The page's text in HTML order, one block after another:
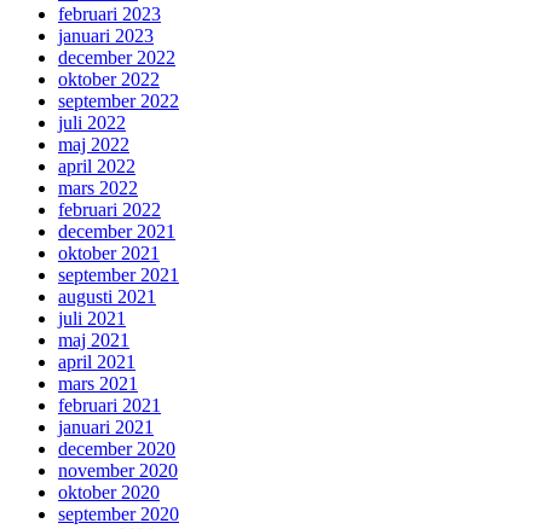
februari 2023
januari 2023
december 2022
oktober 2022
september 2022
juli 2022
maj 2022
april 2022
mars 2022
februari 2022
december 2021
oktober 2021
september 2021
augusti 2021
juli 2021
maj 2021
april 2021
mars 2021
februari 2021
januari 2021
december 2020
november 2020
oktober 2020
september 2020